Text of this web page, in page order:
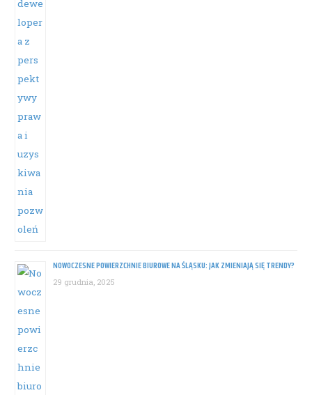
NOWOCZESNE POWIERZCHNIE BIUROWE NA ŚLĄSKU: JAK ZMIENIAJĄ SIĘ TRENDY?
29 grudnia, 2025